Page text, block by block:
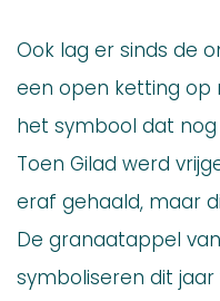
Ook lag er sinds de
een open ketting op
het symbool dat nog
Toen Gilad werd
eraf gehaald, maar
De granaatappel
symboliseren dit jaar